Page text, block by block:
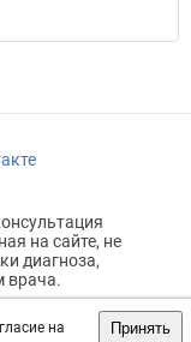
на
Принять
на сайте, не
диагноза,
врача.